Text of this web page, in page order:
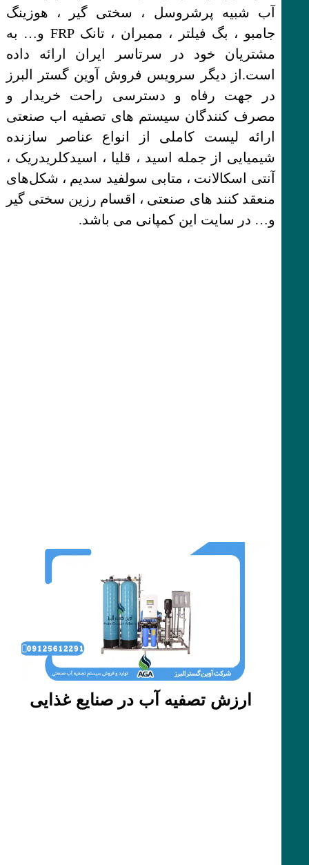
آب شبیه پرشروسل ، سختی گیر ، هوزینگ
جامبو ، بگ فیلتر ، ممبران ، تانک FRP و… به
مشتریان خود در سرتاسر ایران ارائه داده
است.از دیگر سرویس فروش آوین گستر البرز
در جهت رفاه و دسترسی راحت خریدار و
مصرف کنندگان سیستم های تصفیه اب صنعتی
ارائه لیست کاملی از انواع عناصر سازنده
شیمیایی از جمله اسید ، قلیا ، اسیدکلریدریک ،
آنتی اسکالانت ، متابی سولفید سدیم ، شکل‌های
منعقد کنند های صنعتی ، اقسام رزین سختی گیر
و… در سایت این کمپانی می باشد.
ارزش تصفیه آب در صنایع غذایی